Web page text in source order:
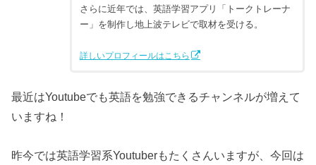
さらに近年では、英語学習アプリ「トークトレーナ
ー」を制作し地上波テレビで取材を受ける。
詳しいプロフィールはこちら
最近はYoutubeでも英語を勉強できるチャンネルが増えて
いますね！
昨今では英語学習系Youtuberもたくさんいますが、今回は